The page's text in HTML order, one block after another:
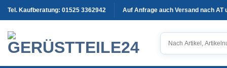
Zum
Inhalt
springen
Tel. Kaufberatung: 01525 3362942 Auf Anfrage auch Versand nach AT